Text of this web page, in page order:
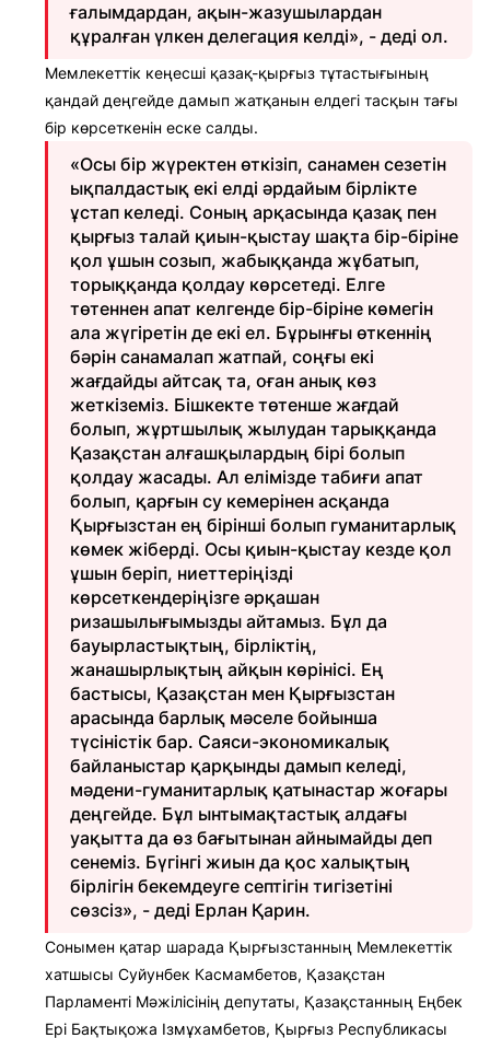
ғалымдардан, ақын-жазушылардан
құралған үлкен делегация келді», - деді ол.
Мемлекеттік кеңесші қазақ-қырғыз тұтастығының
қандай деңгейде дамып жатқанын елдегі тасқын тағы
бір көрсеткенін еске салды.
«Осы бір жүректен өткізіп, санамен сезетін
ықпалдастық екі елді әрдайым бірлікте
ұстап келеді. Соның арқасында қазақ пен
қырғыз талай қиын-қыстау шақта бір-біріне
қол ұшын созып, жабыққанда жұбатып,
торыққанда қолдау көрсетеді. Елге
төтеннен апат келгенде бір-біріне көмегін
ала жүгіретін де екі ел. Бұрынғы өткеннің
бәрін санамалап жатпай, соңғы екі
жағдайды айтсақ та, оған анық көз
жеткіземіз. Бішкекте төтенше жағдай
болып, жұртшылық жылудан тарыққанда
Қазақстан алғашқылардың бірі болып
қолдау жасады. Ал елімізде табиғи апат
болып, қарғын су кемерінен асқанда
Қырғызстан ең бірінші болып гуманитарлық
көмек жіберді. Осы қиын-қыстау кезде қол
ұшын беріп, ниеттеріңізді
көрсеткендеріңізге әрқашан
ризашылығымызды айтамыз. Бұл да
бауырластықтың, бірліктің,
жанашырлықтың айқын көрінісі. Ең
бастысы, Қазақстан мен Қырғызстан
арасында барлық мәселе бойынша
түсіністік бар. Саяси-экономикалық
байланыстар қарқынды дамып келеді,
мәдени-гуманитарлық қатынастар жоғары
деңгейде. Бұл ынтымақтастық алдағы
уақытта да өз бағытынан айнымайды деп
сенеміз. Бүгінгі жиын да қос халықтың
бірлігін бекемдеуге септігін тигізетіні
сөзсіз», - деді Ерлан Қарин.
Сонымен қатар шарада Қырғызстанның Мемлекеттік
хатшысы Суйунбек Касмамбетов, Қазақстан
Парламенті Мәжілісінің депутаты, Қазақстанның Еңбек
Ері Бақтықожа Ізмұхамбетов, Қырғыз Республикасы